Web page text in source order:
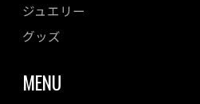
ジュエリー
グッズ
MENU